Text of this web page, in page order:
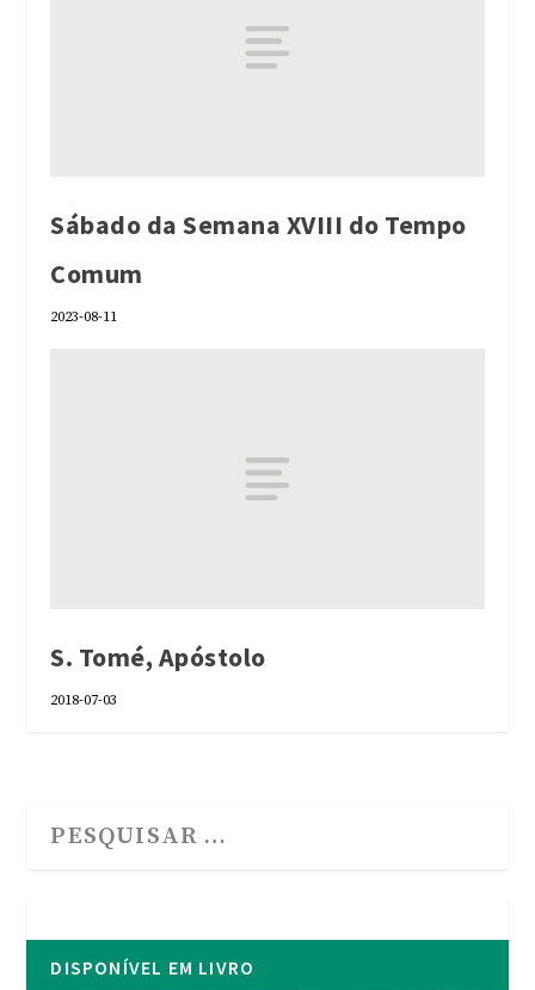
Sábado da Semana XVIII do Tempo
Comum
2023-08-11
S. Tomé, Apóstolo
2018-07-03
DISPONÍVEL EM LIVRO